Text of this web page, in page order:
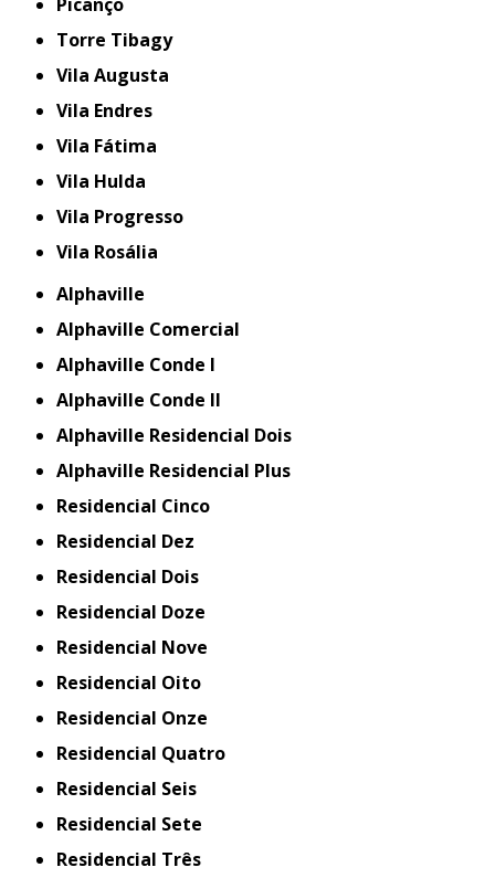
Torre Tibagy
Vila Augusta
Vila Endres
Vila Fátima
Vila Hulda
Vila Progresso
Vila Rosália
Alphaville
Alphaville Comercial
Alphaville Conde I
Alphaville Conde II
Alphaville Residencial Dois
Alphaville Residencial Plus
Residencial Cinco
Residencial Dez
Residencial Dois
Residencial Doze
Residencial Nove
Residencial Oito
Residencial Onze
Residencial Quatro
Residencial Seis
Residencial Sete
Residencial Três